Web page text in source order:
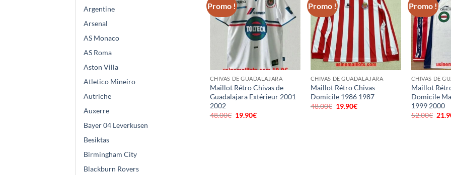
Argentine
Arsenal
AS Monaco
AS Roma
Aston Villa
Atletico Mineiro
Autriche
Auxerre
Bayer 04 Leverkusen
Besiktas
Birmingham City
Blackburn Rovers
Promo !
CHIVAS DE GUADALAJARA
Maillot Rétro Chivas de
Guadalajara Extérieur 2001
2002
48.00€ Le
19.90€
Promo !
CHIVAS DE GUADALAJARA
Maillot Rétro Chivas
Domicile 1986 1987
48.00€ Le
19.90€
Promo !
CHIVAS DE
Maillot
Domicile
1999 2000
52.00€ Le